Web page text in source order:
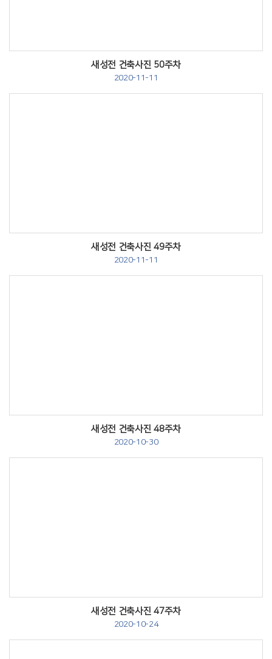
새성전 건축사진 50주차
2020-11-11
새성전 건축사진 49주차
2020-11-11
새성전 건축사진 48주차
2020-10-30
새성전 건축사진 47주차
2020-10-24